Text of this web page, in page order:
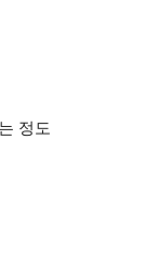
정도